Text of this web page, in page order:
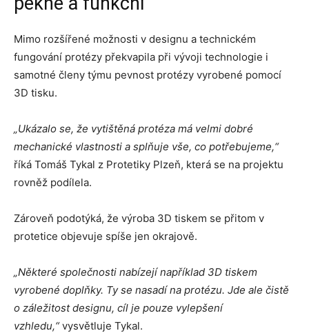
Mimo rozšířené možnosti v designu a technickém
fungování protézy překvapila při vývoji technologie i
samotné členy týmu pevnost protézy vyrobené pomocí
3D tisku.
„Ukázalo se, že vytištěná protéza má velmi dobré
mechanické vlastnosti a splňuje vše, co potřebujeme,“
říká Tomáš Tykal z Protetiky Plzeň, která se na projektu
rovněž podílela.
Zároveň podotýká, že výroba 3D tiskem se přitom v
protetice objevuje spíše jen okrajově.
„Některé společnosti nabízejí například 3D tiskem
vyrobené doplňky. Ty se nasadí na protézu. Jde ale čistě
o záležitost designu, cíl je pouze vylepšení
vzhledu,“vysvětluje Tykal.